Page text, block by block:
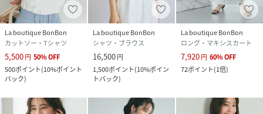
サイズ
品番
RR9254_LBZ1061404A0003
LBZ1061404A0003-n-2 RR9254)
La boutique BonBon
カットソー・Tシャツ
5,500円 50%OFF
500ポイント(10%ポイント
バック)
La boutique BonBon
シャツ・ブラウス
16,500円
1,500ポイント(10%ポイン
トバック)
La boutique BonBon
ロング・マキシスカート
7,920円 60%OFF
72ポイント(1倍)